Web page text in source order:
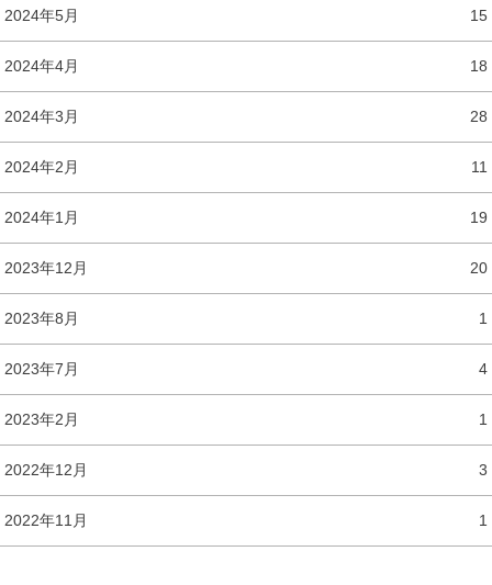
2024年5月 15
2024年4月 18
2024年3月 28
2024年2月 11
2024年1月 19
2023年12月 20
2023年8月 1
2023年7月 4
2023年2月 1
2022年12月 3
2022年11月 1